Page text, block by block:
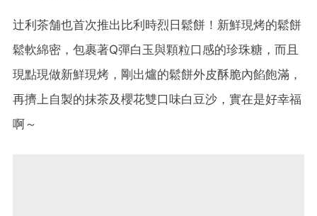
辻利茶舗也首次推出比利時烈日鬆餅！新鮮現烤的鬆餅
鬆軟綿密，包裹著Q彈白玉與顆粒口感的珍珠糖，而且
現點現做新鮮現烤，剛出爐的鬆餅外皮酥脆內餡飽滿，
再擠上自製的抹茶及櫻花雙口味白豆沙，實在是好幸福
啊～